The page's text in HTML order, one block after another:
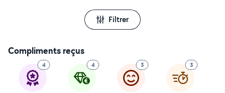
Filtrer
Compliments reçus
4 4 3 3